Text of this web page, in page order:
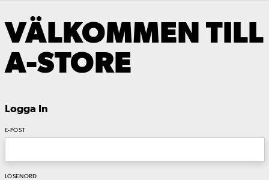
VÄLKOMMEN TILL
A-STORE
Logga In
E-POST
LÖSENORD